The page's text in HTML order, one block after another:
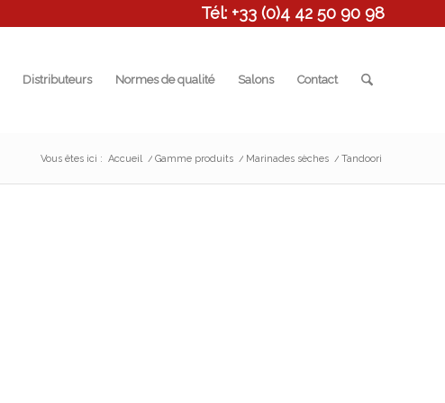
Tél: +33 (0)4 42 50 90 98
Distributeurs Normes de qualité Salons Contact
Vous êtes ici : Accueil / Gamme produits / Marinades sèches / Tandoori